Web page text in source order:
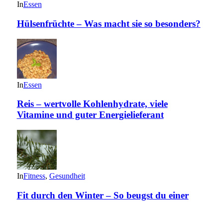
InEssen
Hülsenfrüchte – Was macht sie so besonders?
InEssen
Reis – wertvolle Kohlenhydrate, viele
Vitamine und guter Energielieferant
InFitness, Gesundheit
Fit durch den Winter – So beugst du einer